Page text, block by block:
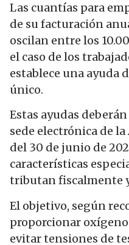
Las cuantías para
de su facturación
oscilan entre los
el caso de los
establece una ayuda
único.
Estas ayudas
sede electrónica de
del 30 de junio de
características
tributan fiscalmente
El objetivo, según
proporcionar
evitar tensiones de